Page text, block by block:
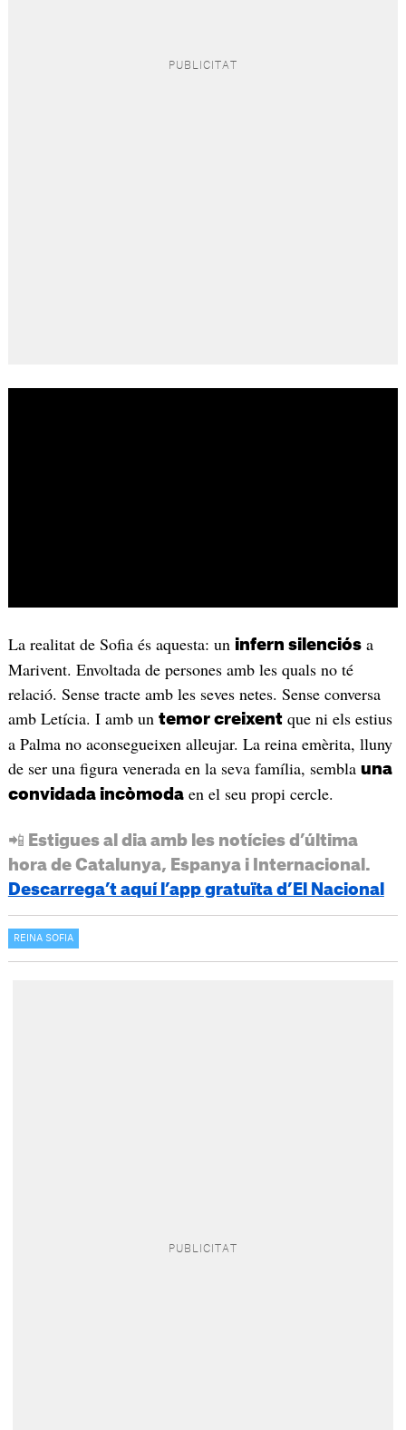
La realitat de Sofia és aquesta: un infern silenciósa
Marivent. Envoltada de persones amb les quals no té
relació. Sense tracte amb les seves netes. Sense conversa
amb Letícia. I amb un temor creixentque ni els estius
a Palma no aconsegueixen alleujar. La reina emèrita, lluny
de ser una figura venerada en la seva família, sembla una
convidada incòmodaen el seu propi cercle.
📲 Estigues al dia amb les notícies d’última
hora de Catalunya, Espanya i Internacional.
Descarrega’t aquí l’app gratuïta d’El Nacional
REINA SOFIA